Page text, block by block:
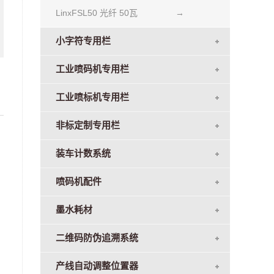
LinxFSL50 光纤 50瓦 →
小字符专用栏
工业喷码机专用栏
工业喷标机专用栏
非标定制专用栏
装车计数系统
喷码机配件
墨水耗材
二维码防伪追溯系统
产线自动调整位置器